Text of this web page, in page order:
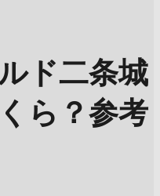
ド二条城
ら？参考